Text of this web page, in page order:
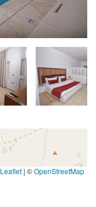
Leaflet | ©OpenStreetMap